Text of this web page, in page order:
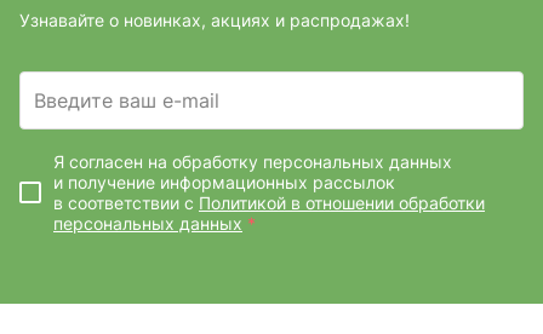
Узнавайте о новинках, акциях и распродажах!
Введите ваш e-mail
Я согласен на обработку персональных данных
и получение информационных рассылок
в соответствии с Политикой в отношении обработки
персональных данных *